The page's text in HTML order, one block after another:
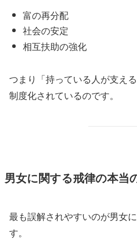
富の再分配
社会の安定
相互扶助の強化
つまり「持っている人が支え
制度化されているのです。
男女に関する戒律の本当
最も誤解されやすいのが男女
す。